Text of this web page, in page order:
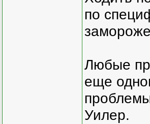
по
Любые
еще
Уилер.